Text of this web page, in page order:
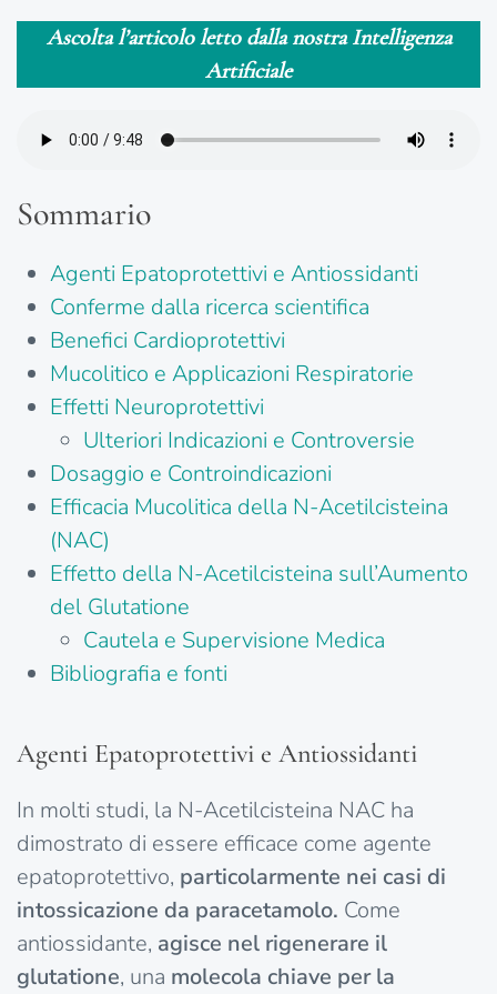
Ascolta l’articolo letto dalla nostra Intelligenza
Artificiale
Sommario
Agenti Epatoprotettivi e Antiossidanti
Conferme dalla ricerca scientifica
Benefici Cardioprotettivi
Mucolitico e Applicazioni Respiratorie
Effetti Neuroprotettivi
Ulteriori Indicazioni e Controversie
Dosaggio e Controindicazioni
Efficacia Mucolitica della N-Acetilcisteina
(NAC)
Effetto della N-Acetilcisteina sull’Aumento
del Glutatione
Cautela e Supervisione Medica
Bibliografia e fonti
Agenti Epatoprotettivi e Antiossidanti
In molti studi, la N-Acetilcisteina NAC ha
dimostrato di essere efficace come agente
epatoprotettivo, particolarmente nei casi di
intossicazione da paracetamolo. Come
antiossidante, agisce nel rigenerare il
glutatione, una molecola chiave per la